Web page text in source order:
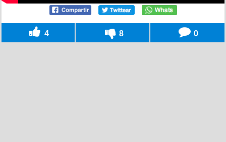
4 8 0